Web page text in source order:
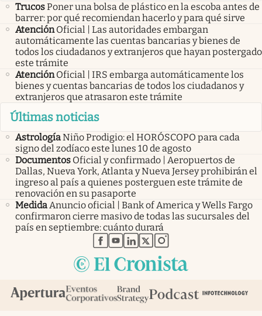
TrucosPoner una bolsa de plástico en la escoba antes de
barrer: por qué recomiendan hacerlo y para qué sirve
Atención Oficial | Las autoridades embargan
automáticamente las cuentas bancarias y bienes de
todos los ciudadanos y extranjeros que hayan postergado
este trámite
Atención Oficial | IRS embarga automáticamente los
bienes y cuentas bancarias de todos los ciudadanos y
extranjeros que atrasaron este trámite
Últimas noticias
AstrologíaNiño Prodigio: el HORÓSCOPO para cada
signo del zodíaco este lunes 10 de agosto
Documentos Oficial y confirmado | Aeropuertos de
Dallas, Nueva York, Atlanta y Nueva Jersey prohibirán el
ingreso al país a quienes posterguen este trámite de
renovación en su pasaporte
MedidaAnuncio oficial | Bank of America y Wells Fargo
confirmaron cierre masivo de todas las sucursales del
país en septiembre: cuánto durará
abre en nueva pestaña
abre en nueva pestaña
abre en nueva pestaña
abre en nueva pestaña
abre en nueva pestaña